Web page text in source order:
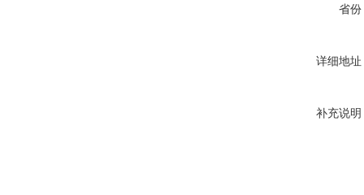
省份
详细地址
补充说明